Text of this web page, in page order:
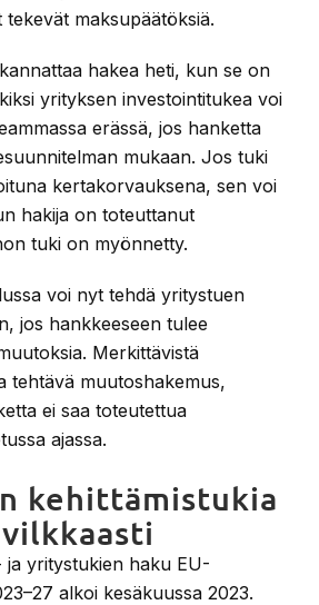
tekevät maksupäätöksiä.
hakea heti, kun se on
yrityksen investointitukea voi
erässä, jos hanketta
mukaan. Jos tuki
kertakorvauksena, sen voi
hakija on toteuttanut
tuki on myönnetty.
voi nyt tehdä yritystuen
jos hankkeeseen tulee
Merkittävistä
tehtävä muutoshakemus,
ei saa toteutettua
ajassa.
kehittämistukia
ja yritystukien haku EU-
alkoi kesäkuussa 2023.